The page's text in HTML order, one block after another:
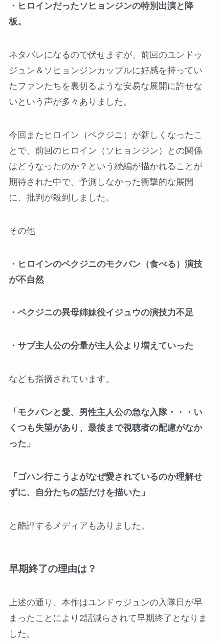
・ヒロインだったソヒョンジンの特別出演と降
板。
ネタバレになるので伏せますが、前回のユンドゥ
ジュン＆ソヒョンジンカップルに好感を持ってい
たファンたちを裏切るような安易な展開に許せな
いという声が多々ありました。
今回またヒロイン（ペクジニ）が新しくなったこ
とで、前回のヒロイン（ソヒョンジン）との関係
はどうなったのか？という続編が描かれることが
期待された中で、予測しなかった衝撃的な展開
に、批判が殺到しました。
その他
・ヒロインのペクジニのモクバン（食べる）演技
が不自然
・ペクジニの異母姉妹役イジュウの演技力不足
・サブ主人公の分量が主人公より増えていった
なども指摘されています。
「モクバンと愛、男性主人公の急な入隊・・・い
くつも失望があり、最後まで視聴者の配慮がなか
った」
「ゴハン行こうよがなぜ愛されているのか理解せ
ずに、自分たちの話だけを描いた」
と酷評するメディアもありました。
早期終了の理由は？
上述の通り、本作はユンドゥジュンの入隊日が早
まったことにより2話減らされて早期終了となりま
した。